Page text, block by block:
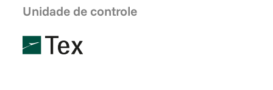
Unidade de controle